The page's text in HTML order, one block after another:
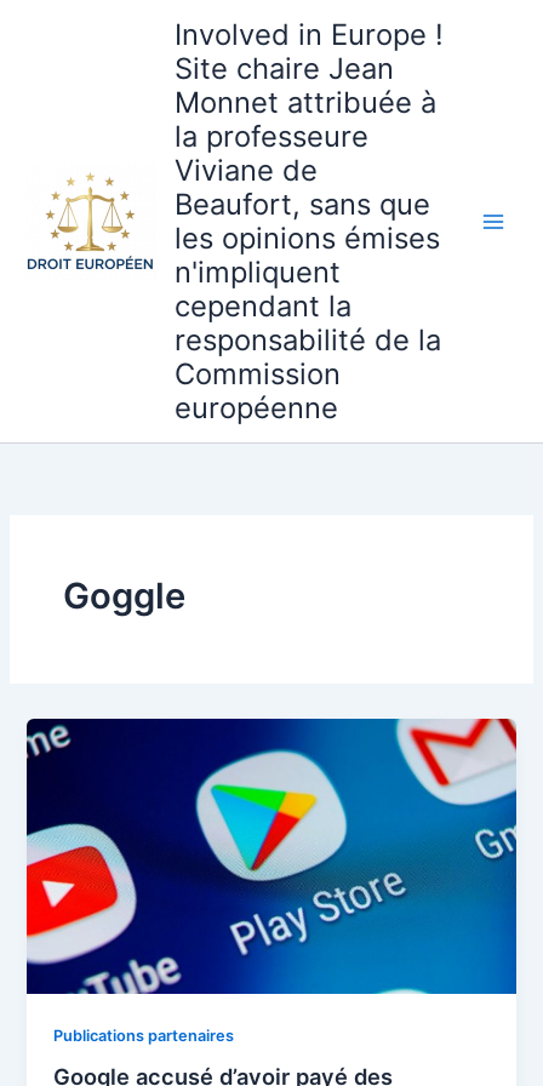
Involved in Europe !
Site chaire Jean
Monnet attribuée à
la professeure
Viviane de
Beaufort, sans que
les opinions émises
n'impliquent
cependant la
responsabilité de la
Commission
européenne
Goggle
Publications partenaires
Google accusé d’avoir payé des